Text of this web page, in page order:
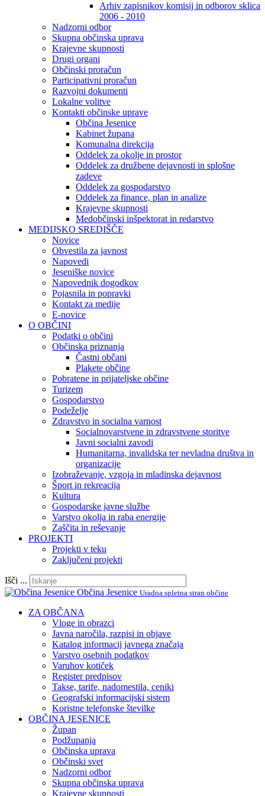
Arhiv zapisnikov komisij in odborov sklica
2006 - 2010
Nadzorni odbor
Skupna občinska uprava
Krajevne skupnosti
Drugi organi
Občinski proračun
Participativni proračun
Razvojni dokumenti
Lokalne volitve
Kontakti občinske uprave
Občina Jesenice
Kabinet župana
Komunalna direkcija
Oddelek za okolje in prostor
Oddelek za družbene dejavnosti in splošne
zadeve
Oddelek za gospodarstvo
Oddelek za finance, plan in analize
Krajevne skupnosti
Medobčinski inšpektorat in redarstvo
MEDIJSKO SREDIŠČE
Novice
Obvestila za javnost
Napovedi
Jeseniške novice
Napovednik dogodkov
Pojasnila in popravki
Kontakt za medije
E-novice
O OBČINI
Podatki o občini
Občinska priznanja
Častni občani
Plakete občine
Pobratene in prijateljske občine
Turizem
Gospodarstvo
Podeželje
Zdravstvo in socialna varnost
Socialnovarstvene in zdravstvene storitve
Javni socialni zavodi
Humanitarna, invalidska ter nevladna društva in
organizacije
Izobraževanje, vzgoja in mladinska dejavnost
Šport in rekreacija
Kultura
Gospodarske javne službe
Varstvo okolja in raba energije
Zaščita in reševanje
PROJEKTI
Projekti v teku
Zaključeni projekti
Išči ...
Občina Jesenice Uradna spletna stran občine
ZA OBČANA
Vloge in obrazci
Javna naročila, razpisi in objave
Katalog informacij javnega značaja
Varstvo osebnih podatkov
Varuhov kotiček
Register predpisov
Takse, tarife, nadomestila, ceniki
Geografski informacijski sistem
Koristne telefonske številke
OBČINA JESENICE
Župan
Podžupanja
Občinska uprava
Občinski svet
Nadzorni odbor
Skupna občinska uprava
Krajevne skupnosti